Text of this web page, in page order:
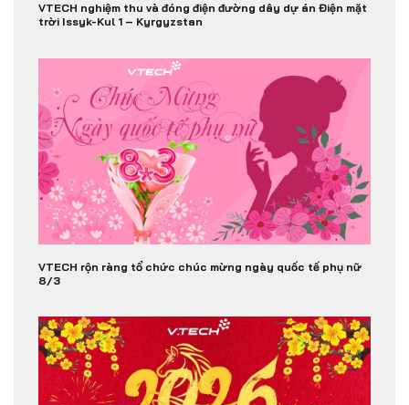
VTECH nghiệm thu và đóng điện đường dây dự án Điện mặt
trời Issyk-Kul 1 – Kyrgyzstan
VTECH rộn ràng tổ chức chúc mừng ngày quốc tế phụ nữ
8/3